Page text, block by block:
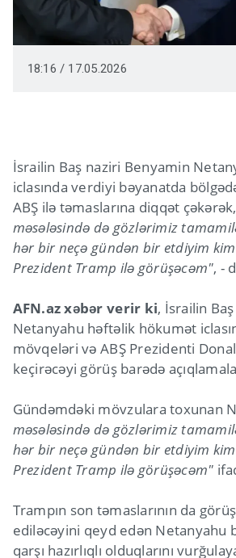
18:16 / 17.05.2026
İsrailin Baş naziri Benyamin
iclasında verdiyi bəyanatda
ABŞ ilə təmaslarına diqqət çəkərək,
məsələsində də gözlərimiz
hər bir neçə gündən bir etdiyim
Prezident Tramp ilə görüşəcəm", -
AFN.az xəbər verir ki, İsrailin
Netanyahu həftəlik hökumət
mövqeləri və ABŞ Prezidenti
keçirəcəyi görüş barədə
Gündəmdəki mövzulara toxunan
məsələsində də gözlərimiz
hər bir neçə gündən bir etdiyim
Prezident Tramp ilə görüşəcəm"
Trampın son təmaslarının da
ediləcəyini qeyd edən Netanyahu
qarşı hazırlıqlı olduqlarını